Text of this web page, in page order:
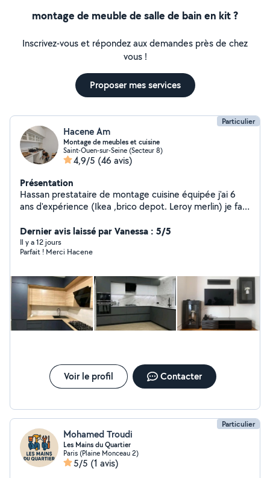
montage de meuble de salle de bain en kit ?
Inscrivez-vous et répondez aux demandes près de chez
vous !
Proposer mes services
Particulier
Hacene Am
Montage de meubles et cuisine
Saint-Ouen-sur-Seine (Secteur 8)
4,9/5 (46 avis)
Présentation
Hassan prestataire de montage cuisine équipée j'ai 6
ans d'expérience (Ikea ,brico depot. Leroy merlin) je fait
coulissante, canapé convertible , dressing ikea pax,
fixation télé, tringle rideaux, disponible 7/7 je suis à
votre service contacter moi par téléphone svp .
Dernier avis laissé par Vanessa : 5/5
Il y a 12 jours
Parfait ! Merci Hacene
Voir le profil Contacter
Particulier
Mohamed Troudi
Les Mains du Quartier
Paris (Plaine Monceau 2)
5/5 (1 avis)